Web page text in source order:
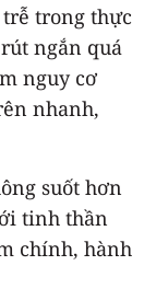
trong thực
ngắn quá
nguy cơ
nhanh,
suốt hơn
tinh thần
chính, hành